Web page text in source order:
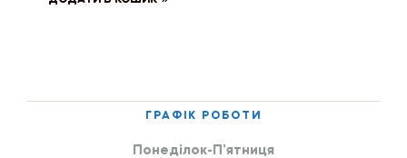
ГРАФІК РОБОТИ
Понеділок-П’ятниця